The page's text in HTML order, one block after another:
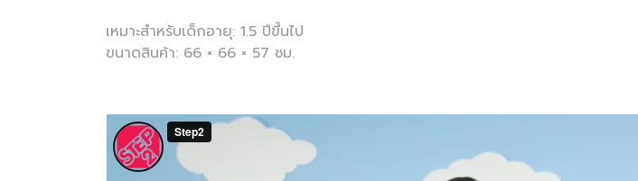
เหมาะสำหรับเด็กอายุ: 1.5 ปีขึ้นไป
ขนาดสินค้า: 66 × 66 × 57 ซม.